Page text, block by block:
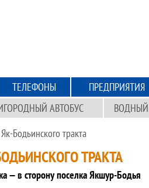
ТЕЛЕФОНЫ ПРЕДПРИЯТИЯ
АВТОБУС ВОДНЫЙ
Бодьинского тракта
ТРАКТА
— в сторону поселка Якшур-Бодья